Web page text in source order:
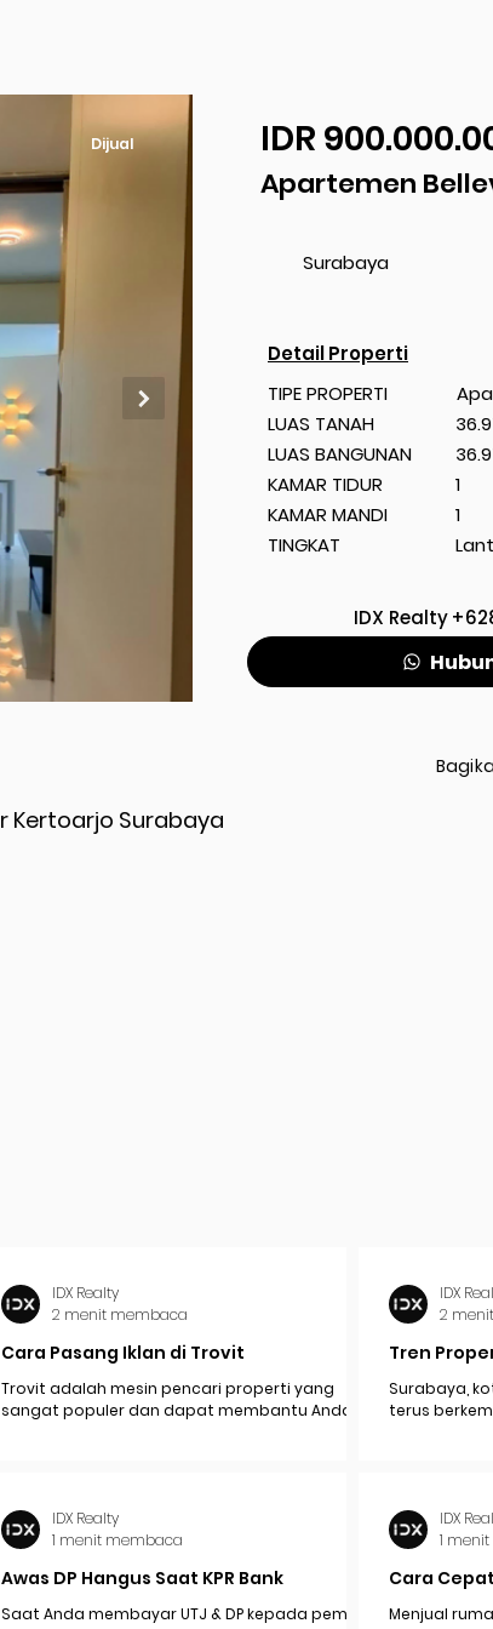
Dijual IDR
Apartemen
Surabaya
Detail Properti
TIPE PROPERTI
LUAS TANAH
LUAS BANGUNAN
KAMAR TIDUR
KAMAR MANDI
TINGKAT
1
1
IDX Realty
Kertoarjo Surabaya
Cara Pasang Iklan di Trovit
Trovit adalah mesin pencari properti yang
sangat populer dan dapat membantu Anda
IDX Realty
2 menit membaca
Tren
Surabaya,
terus
IDX
2
Awas DP Hangus Saat KPR Bank
Saat Anda membayar UTJ & DP kepada pemilik /
IDX Realty
1 menit membaca
Cara
Menjual
IDX
1